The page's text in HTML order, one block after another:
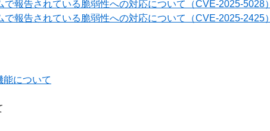
報告されている脆弱性への対応について（CVE-2025-5028）
報告されている脆弱性への対応について（CVE-2025-2425）
能について